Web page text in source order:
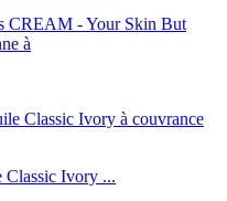
CREAM - Your Skin But
à
Classic Ivory ...